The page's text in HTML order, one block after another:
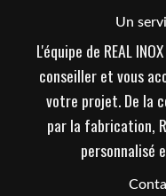
Un
L'équipe de REAL
conseiller et vous
votre projet. De la
par la fabrication,
personnalisé